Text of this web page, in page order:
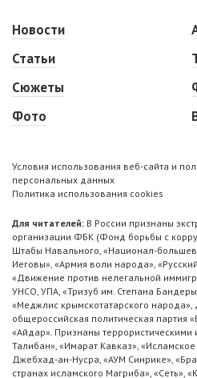
Новости
Статьи
Сюжеты
Фото
Условия использования веб-сайта и
персональных данных
Политика использования cookies
Для читателей: В России признаны
организации ФБК (Фонд борьбы с
Штабы Навального, «Национал-
Иеговы», «Армия воли народа»,
«Движение против нелегальной
УНСО, УПА, «Тризуб им. Степана
«Меджлис крымскотатарского народа»,
общероссийская политическая партия
«Айдар». Признаны
Талибан», «Имарат Кавказ», «Исламское
Джебхад-ан-Нусра, «АУМ Синрике»,
странах исламского Магриба», «Сеть»,